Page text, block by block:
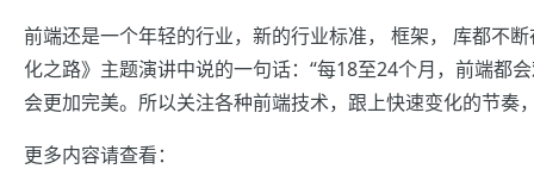
前端还是一个年轻的行业，新的行业标准， 框架， 库都不
化之路》主题演讲中说的一句话：“每18至24个月，前端都
会更加完美。所以关注各种前端技术，跟上快速变化的节奏
更多内容请查看：